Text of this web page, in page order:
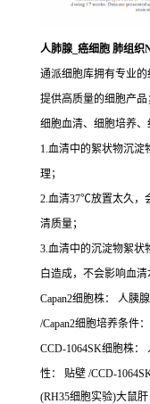
人肺腺_癌细胞 肺组织
通派细胞库拥有专业的
提供高质量的细胞产品
细胞血清、细胞培养、
1.血清中的絮状物沉淀
理；
2.血清37℃放置太久，
清质量；
3.血清中的沉淀物絮状
白造成，不会影响血清
Capan2细胞株： 人胰
/Capan2细胞培养条件
CCD-1064SK细胞株
性： 贴壁 /CCD-
(RH35细胞实验)大鼠